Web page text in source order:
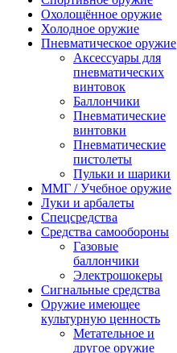
Охолощённое оружие
Холодное оружие
Пневматическое оружие
Аксессуары для
пневматических
винтовок
Баллончики
Пневматические
винтовки
Пневматические
пистолеты
Пульки и шарики
ММГ / Учебное оружие
Луки и арбалеты
Спецсредства
Средства самообороны
Газовые
баллончики
Электрошокеры
Сигнальные средства
Оружие имеющее
культурную ценность
Метательное и
другое оружие